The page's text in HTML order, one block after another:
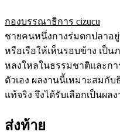
กองบรรณาธิการ cizucu
ชายคนหนึ่งกางร่มตกปลาอ
หรือเรือให้เห็นรอบข้าง เป็
หลงใหลในธรรมชาติและก
ตัวเอง ผลงานนี้เหมาะสมกั
แท้จริง จึงได้รับเลือกเป็นผล
ส่งท้าย